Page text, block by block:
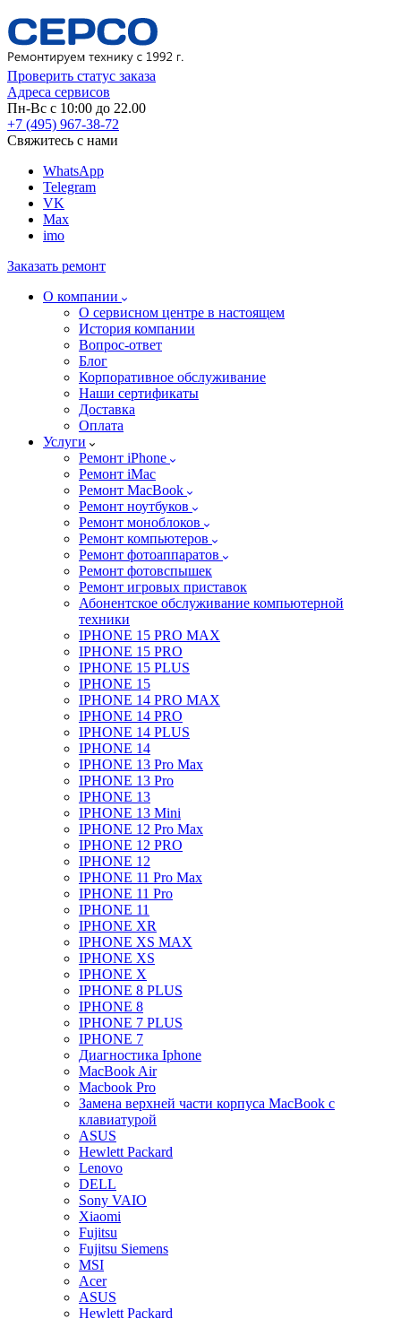
Проверить статус заказа
Адреса сервисов
Пн-Вс с 10:00 до 22.00
+7 (495) 967-38-72
Свяжитесь с нами
WhatsApp
Telegram
VK
Max
imo
Заказать ремонт
О компании
О сервисном центре в настоящем
История компании
Вопрос-ответ
Блог
Корпоративное обслуживание
Наши сертификаты
Доставка
Оплата
Услуги
Ремонт iPhone
Ремонт iMac
Ремонт MacBook
Ремонт ноутбуков
Ремонт моноблоков
Ремонт компьютеров
Ремонт фотоаппаратов
Ремонт фотовспышек
Ремонт игровых приставок
Абонентское обслуживание компьютерной
техники
IPHONE 15 PRO MAX
IPHONE 15 PRO
IPHONE 15 PLUS
IPHONE 15
IPHONE 14 PRO MAX
IPHONE 14 PRO
IPHONE 14 PLUS
IPHONE 14
IPHONE 13 Pro Max
IPHONE 13 Pro
IPHONE 13
IPHONE 13 Mini
IPHONE 12 Pro Max
IPHONE 12 PRO
IPHONE 12
IPHONE 11 Pro Max
IPHONE 11 Pro
IPHONE 11
IPHONE XR
IPHONE XS MAX
IPHONE XS
IPHONE X
IPHONE 8 PLUS
IPHONE 8
IPHONE 7 PLUS
IPHONE 7
Диагностика Iphone
MacBook Air
Macbook Pro
Замена верхней части корпуса MacBook с
клавиатурой
ASUS
Hewlett Packard
Lenovo
DELL
Sony VAIO
Xiaomi
Fujitsu
Fujitsu Siemens
MSI
Acer
ASUS
Hewlett Packard